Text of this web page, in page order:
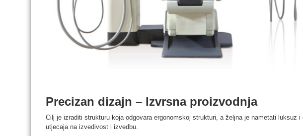
Precizan dizajn – Izvrsna proizvodnja
Cilj je izraditi strukturu koja odgovara ergonomskoj strukturi, a željna je nametati luksuz i
utjecaja na izvedivost i izvedbu.